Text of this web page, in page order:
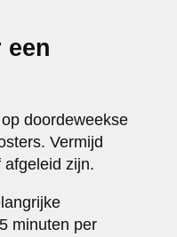
doordeweekse
Vermijd
zijn.
minuten per